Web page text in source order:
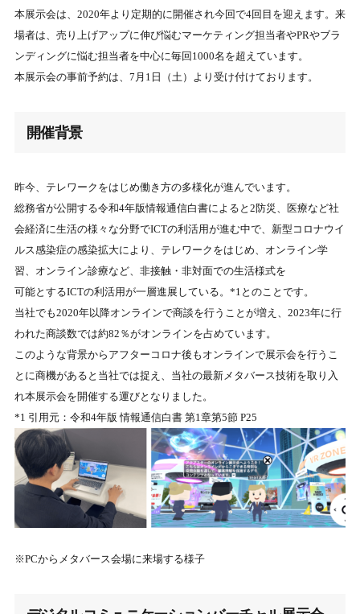
本展示会は、2020年より定期的に開催され今回で4回目を迎えます。来
場者は、売り上げアップに伸び悩むマーケティング担当者やPRやブラ
ンディングに悩む担当者を中心に毎回1000名を超えています。
本展示会の事前予約は、7月1日（土）より受け付けております。
開催背景
昨今、テレワークをはじめ働き方の多様化が進んでいます。
総務省が公開する令和4年版情報通信白書によると2防災、医療など社
会経済に生活の様々な分野でICTの利活用が進む中で、新型コロナウイ
ルス感染症の感染拡大により、テレワークをはじめ、オンライン学
習、オンライン診療など、非接触・非対面での生活様式を
可能とするICTの利活用が一層進展している。*1とのことです。
当社でも2020年以降オンラインで商談を行うことが増え、2023年に行
われた商談数では約82％がオンラインを占めています。
このような背景からアフターコロナ後もオンラインで展示会を行うこ
とに商機があると当社では捉え、当社の最新メタバース技術を取り入
れ本展示会を開催する運びとなりました。
*1 引用元：令和4年版 情報通信白書 第1章第5節 P25
※PCからメタバース会場に来場する様子